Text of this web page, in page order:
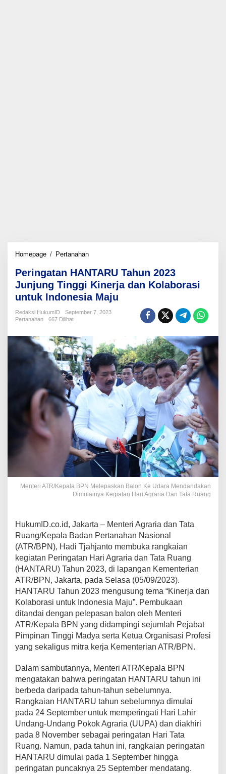
Homepage / PertanahanPeringatan
Tahun
2023
Junjung
Tinggi
Kinerja
dan
untuk
Indonesia
Maju
Peringatan HANTARU Tahun 2023
Junjung Tinggi Kinerja dan Kolaborasi
untuk Indonesia Maju
Redaksi HukumID
September 7, 2023
Pertanahan
667 Dilihat
Menteri ATR/Kepala BPN Melepaskan Balon Ke Udara Mendandakan
Dimulainya Kegiatan Hari Agraria Dan Tata Ruang
HukumID.co.id, Jakarta – Menteri Agraria dan Tata
Ruang/Kepala Badan Pertanahan Nasional
(ATR/BPN), Hadi Tjahjanto membuka rangkaian
kegiatan Peringatan Hari Agraria dan Tata Ruang
(HANTARU) Tahun 2023, di lapangan Kementerian
ATR/BPN, Jakarta, pada Selasa (05/09/2023).
HANTARU Tahun 2023 mengusung tema “Kinerja dan
Kolaborasi untuk Indonesia Maju”. Pembukaan
ditandai dengan pelepasan balon oleh Menteri
ATR/Kepala BPN yang didampingi sejumlah Pejabat
Pimpinan Tinggi Madya serta Ketua Organisasi Profesi
yang sekaligus mitra kerja Kementerian ATR/BPN.
Dalam sambutannya, Menteri ATR/Kepala BPN
mengatakan bahwa peringatan HANTARU tahun ini
berbeda daripada tahun-tahun sebelumnya.
Rangkaian HANTARU tahun sebelumnya dimulai
pada 24 September untuk memperingati Hari Lahir
Undang-Undang Pokok Agraria (UUPA) dan diakhiri
pada 8 November sebagai peringatan Hari Tata
Ruang. Namun, pada tahun ini, rangkaian peringatan
HANTARU dimulai pada 1 September hingga
peringatan puncaknya 25 September mendatang.